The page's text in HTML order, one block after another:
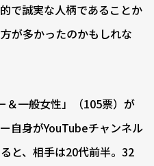
で誠実な人柄であることか
が多かったのかもしれな
一般女性」（105票）が
自身がYouTubeチャンネル
と、相手は20代前半。32